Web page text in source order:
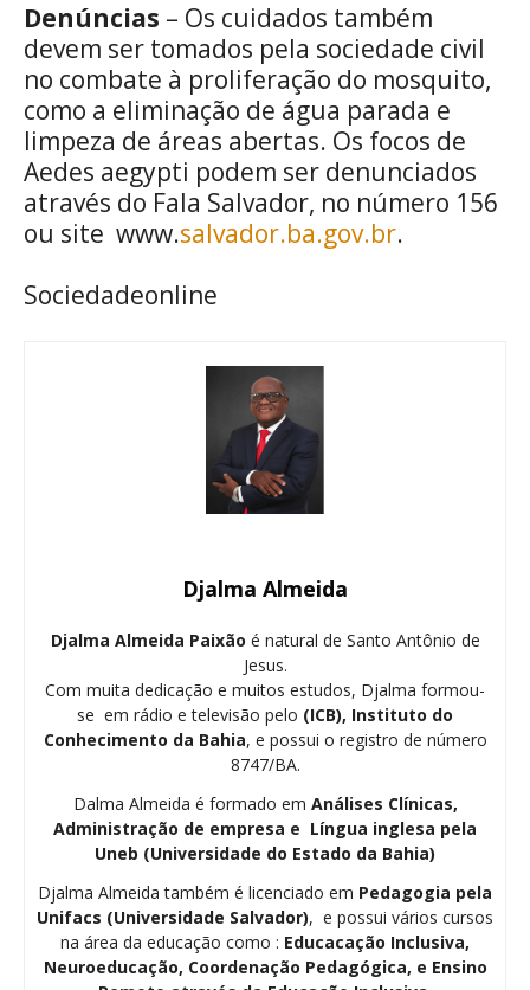
Denúncias – Os cuidados também
devem ser tomados pela sociedade civil
no combate à proliferação do mosquito,
como a eliminação de água parada e
limpeza de áreas abertas. Os focos de
Aedes aegypti podem ser denunciados
através do Fala Salvador, no número 156
ou site www.salvador.ba.gov.br.
Sociedadeonline
Djalma Almeida
Djalma Almeida Paixão é natural de Santo Antônio de
Jesus.
Com muita dedicação e muitos estudos, Djalma formou-
se em rádio e televisão pelo (ICB), Instituto do
Conhecimento da Bahia, e possui o registro de número
8747/BA.
Dalma Almeida é formado em Análises Clínicas,
Administração de empresa e Língua inglesa pela
Uneb (Universidade do Estado da Bahia)
Djalma Almeida também é licenciado em Pedagogia pela
Unifacs (Universidade Salvador), e possui vários cursos
na área da educação como : Educacação Inclusiva,
Neuroeducação, Coordenação Pedagógica, e Ensino